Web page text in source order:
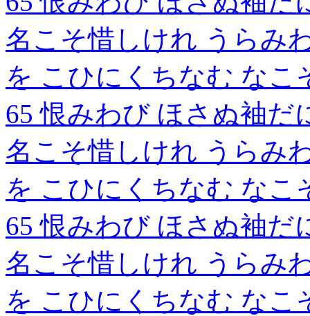
名こそ惜しけれ うらみ
を こひにくちなむ なこ
65 恨みわび ほさぬ袖だ
名こそ惜しけれ うらみ
を こひにくちなむ なこ
65 恨みわび ほさぬ袖だ
名こそ惜しけれ うらみ
を こひにくちなむ なこ